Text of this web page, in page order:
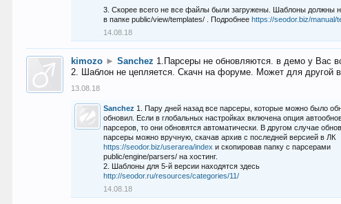
3. Скорее всего не все файлы были загружены. Шаблоны должны
в папке public/view/templates/ . Подробнееhttps://seodor.biz/manual/
14.08.18
kimozo ► Sanchez 1.Парсеры не обновляются. в демо у Вас
2. Шаблон не цепляется. Скачн на форуме. Может для другой
13.08.18
Sanchez 1. Пару дней назад все парсеры, которые можно было
обновил. Если в глобальных настройках включена опция
парсеров, то они обновятся автоматически. В другом случае
парсеры можно вручную, скачав архив с последней версией в ЛК
https://seodor.biz/userarea/index и скопировав папку с парсерами
public/engine/parsers/ на хостинг.
2. Шаблоны для 5-й версии находятся здесь
http://seodor.ru/resources/categories/11/
14.08.18